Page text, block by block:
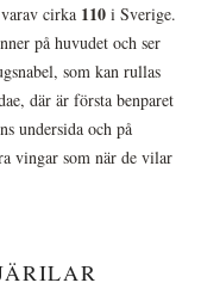
cirka 110 i Sverige.
på huvudet och ser
som kan rullas
där är första benparet
undersida och på
vingar som när de vilar